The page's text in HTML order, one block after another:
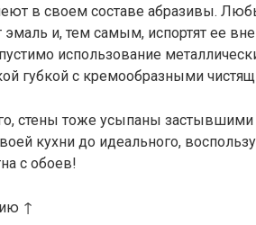
в своем составе абразивы.
эмаль и, тем самым, испортят ее
использование
губкой с кремообразными
стены тоже усыпаны
кухни до идеального,
с обоев!
↑